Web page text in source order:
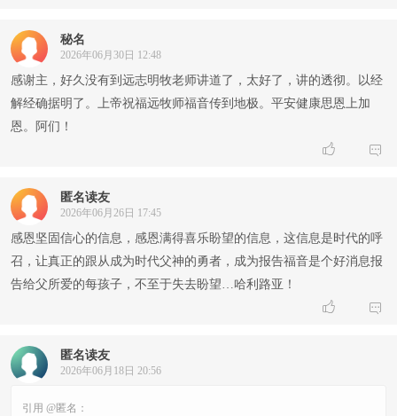
秘名
2026年06月30日 12:48
感谢主，好久没有到远志明牧老师讲道了，太好了，讲的透彻。以经
解经确据明了。上帝祝福远牧师福音传到地极。平安健康思恩上加
恩。阿们！
 
匿名读友
2026年06月26日 17:45
感恩坚固信心的信息，感恩满得喜乐盼望的信息，这信息是时代的呼
召，让真正的跟从成为时代父神的勇者，成为报告福音是个好消息报
告给父所爱的每孩子，不至于失去盼望…哈利路亚！
 
匿名读友
2026年06月18日 20:56
引用 @匿名：